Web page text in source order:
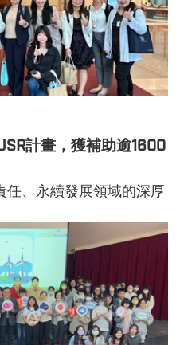
計畫，獲補助逾1600
任、永續發展領域的深厚